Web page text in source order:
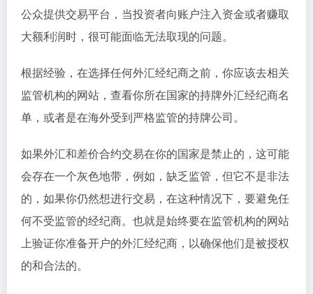
公众提供交易平台，当投资者向账户注入资金或者赚取
大额利润时，很可能面临无法取现的问题。
根据经验，在选择任何外汇经纪商之前，你应该去相关
监管机构的网站，查看你所在国家的持牌外汇经纪商名
单，或者是在海外受到严格监管的持牌公司。
如果外汇和差价合约交易在你的国家是禁止的，这可能
会存在一个灰色地带，例如，缺乏监管，但它不是非法
的，如果你仍然想进行交易，在这种情况下，要避免任
何不受监管的经纪商。也就是始终要在监管机构的网站
上验证你准备开户的外汇经纪商，以确保他们是被授权
的和合法的。